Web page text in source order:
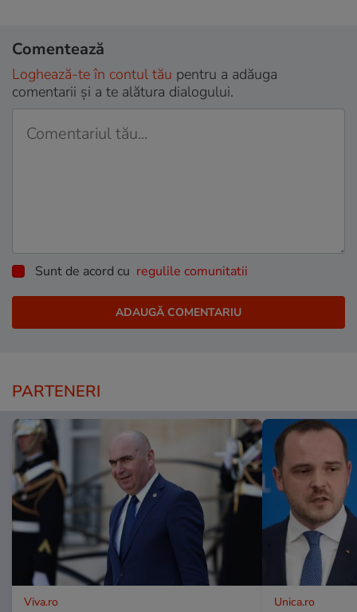
Comentează
Loghează-te în contul tău pentru a adăuga
comentarii și a te alătura dialogului.
Sunt de acord cu regulile comunitatii
PARTENERI
Viva.ro Unica.ro